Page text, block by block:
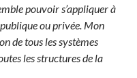
pouvoir s’appliquer à
ou privée. Mon
de tous les systèmes
les structures de la